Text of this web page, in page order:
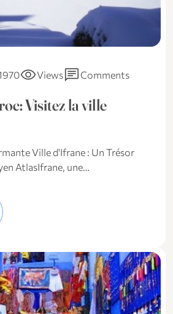
visibilityViewschat Comments
Visitez la ville
Ville d'Ifrane : Un Trésor
AtlasIfrane, une…